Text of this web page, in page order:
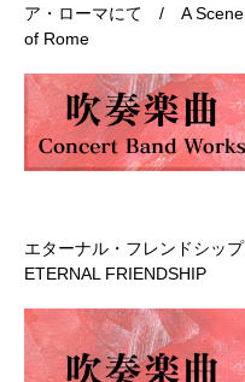
ア・ローマにて / A Scene
of Rome
エターナル・フレンドシッ
ETERNAL FRIENDSHIP